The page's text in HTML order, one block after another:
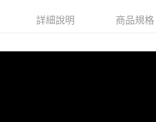
每筆NT$60，滿NT$490(含以上)免運費
每筆NT$60，滿NT$490(含以上)免運費
詳細說明 商品規格